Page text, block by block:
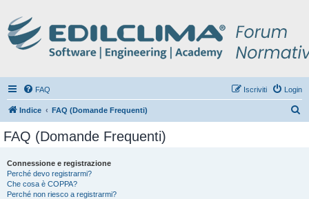
FAQ Login
Iscriviti
Indice FAQ (Domande Frequenti)
FAQ (Domande Frequenti)
Connessione e registrazione
Perché devo registrarmi?
Che cosa è COPPA?
Perché non riesco a registrarmi?